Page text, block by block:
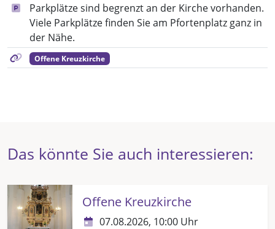
Parkplätze sind begrenzt an der Kirche vorhanden.
Viele Parkplätze finden Sie am Pfortenplatz ganz in
der Nähe.
Offene Kreuzkirche
Das könnte Sie auch interessieren:
Offene Kreuzkirche
07.08.2026, 10:00 Uhr